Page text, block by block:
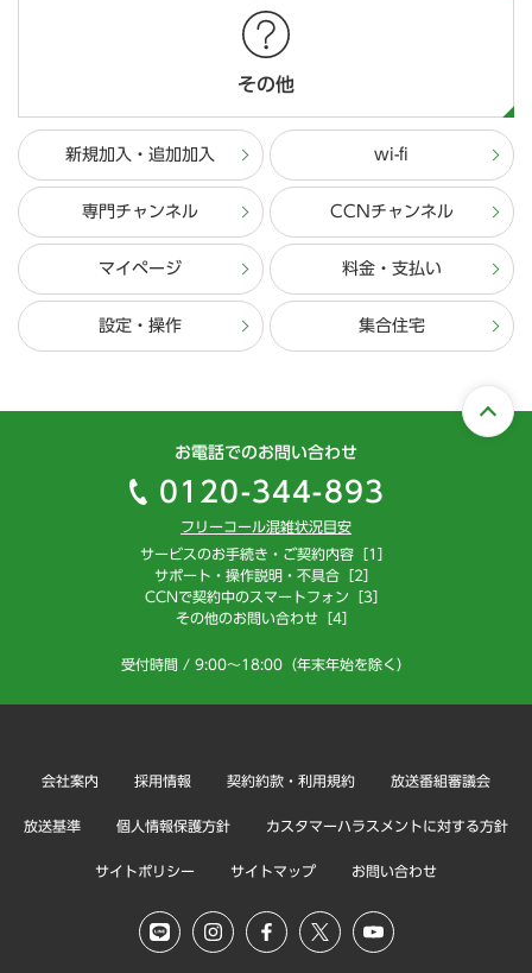
その他
新規加入・追加加入 wi-fi
専門チャンネル CCNチャンネル
マイページ 料金・支払い
設定・操作 集合住宅
お電話でのお問い合わせ
0120-344-893
フリーコール混雑状況目安
サービスのお手続き・ご契約内容［1］
サポート・操作説明・不具合［2］
CCNで契約中のスマートフォン［3］
その他のお問い合わせ［4］
受付時間 / 9:00～18:00（年末年始を除く）
会社案内 採用情報 契約約款・利用規約 放送番組審議会
放送基準 個人情報保護方針 カスタマーハラスメントに対する方針
サイトポリシー サイトマップ お問い合わせ